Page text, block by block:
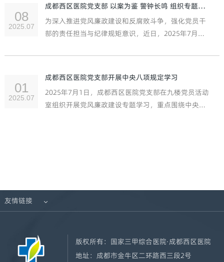
08
2025.07
成都西区医院党支部 以案为鉴 警钟长鸣 组织专题学习党风廉政建设
为深入推进党风廉政建设和反腐败斗争，强化党员干
部的责任担当与纪律规矩意识，近日，2025年7月成
习会。
01
2025.07
成都西区医院党支部开展中央八项规定学习
2025年7月1日，成都西区医院党支部在九楼党员活动
室组织开展党风廉政建设专题学习，重点围绕中央八
友情链接 
版权所有： 国家三甲综合医院·成都西区医院
地址： 成都市金牛区二环路西三段2号